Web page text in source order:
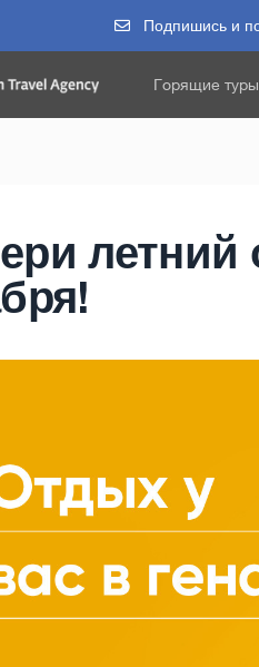
Подпишись и
Горящие туры
летний